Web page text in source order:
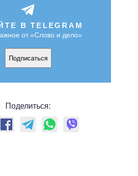
В TELEGRAM
от «Слово и дело»
Подписаться
Поделиться: